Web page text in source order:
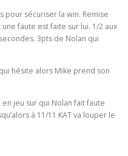
pour sécuriser la win. Remise
faute est faite sur lui. 1/2 aux
3pts de Nolan qui
hésite alors Mike prend son
jeu sur qui Nolan fait faute
à 11/11 KAT va louper le